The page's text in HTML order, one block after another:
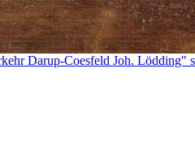
Darup-Coesfeld Joh. Lödding"